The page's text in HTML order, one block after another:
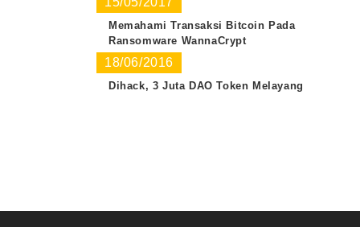
Memahami Transaksi Bitcoin Pada
Ransomware WannaCrypt
18/06/2016
Dihack, 3 Juta DAO Token Melayang